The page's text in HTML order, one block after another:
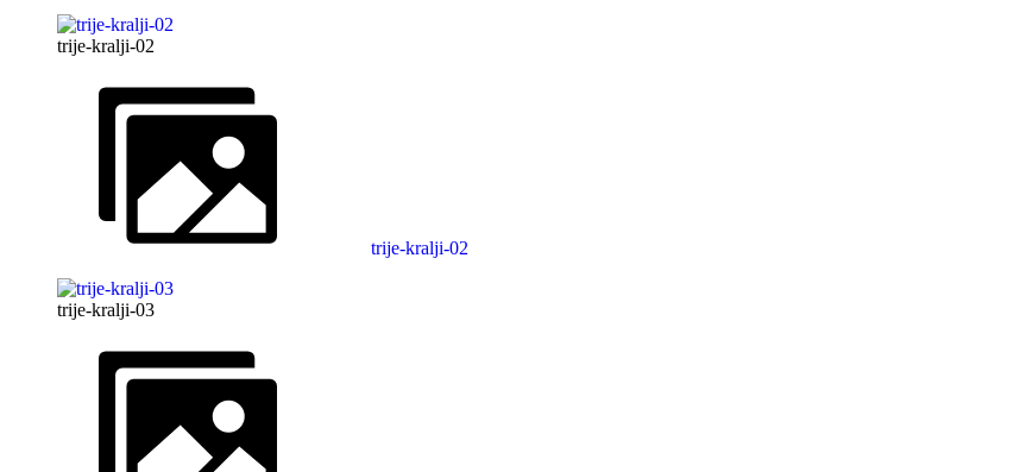
trije-kralji-02
trije-kralji-02
trije-kralji-03